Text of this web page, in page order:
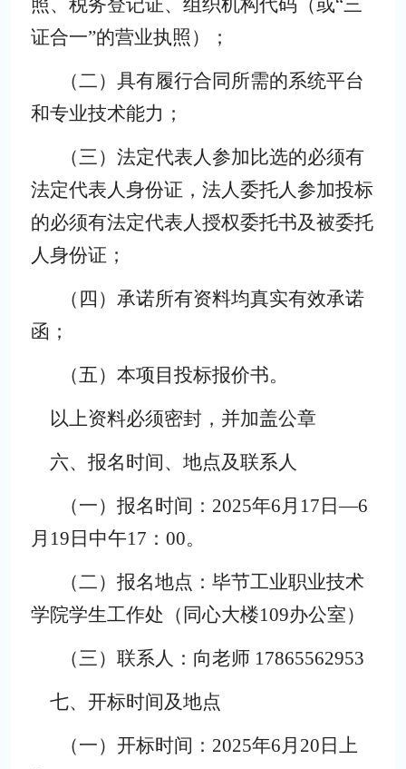
照、税务登记证、组织机构代码（或“三
证合一”的营业执照）；
（二） 具有履行合同所需的系统平台
和专业技术能力；
（三） 法定代表人参加比选的必须有
法定代表人身份证，法人委托人参加投标
的必须有法定代表人授权委托书及被委托
人身份证；
（四） 承诺所有资料均真实有效承诺
函；
（五） 本项目投标报价书。
以上资料必须密封，并加盖公章
六、报名时间、地点及联系人
（一） 报名时间 ： 2025年6月 17 日—6
月 19 日中午17 ： 00。
（二）报名地点： 毕节工业职业技术
学院学生工作处（同心大楼109办公室）
（三）联系人： 向老师 17865562953
七、开标时间及地点
（一） 开标时间： 2025年6月20日上